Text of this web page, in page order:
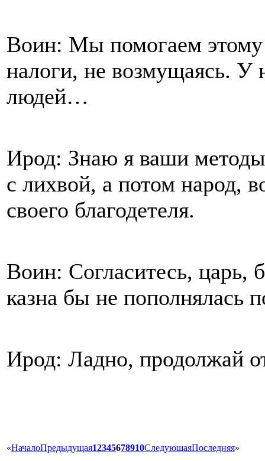
Воин: Мы помогаем этому
налоги, не возмущаясь. У
людей…
Ирод: Знаю я ваши
с лихвой, а потом народ,
своего благодетеля.
Воин: Согласитесь, царь,
казна бы не пополнялась
Ирод: Ладно, продолжай
«НачалоПредыдущая12345678910СледующаяПоследняя»